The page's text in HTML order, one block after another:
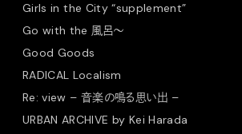
Girls in the City “supplement”
Go with the 風呂〜
Good Goods
RADICAL Localism
Re: view – 音楽の鳴る思い出 –
URBAN ARCHIVE by Kei Harada